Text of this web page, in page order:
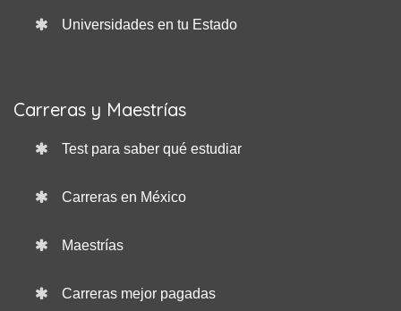
Universidades en tu Estado
Carreras y Maestrías
Test para saber qué estudiar
Carreras en México
Maestrías
Carreras mejor pagadas